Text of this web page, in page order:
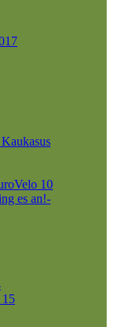
10
es an!-
15